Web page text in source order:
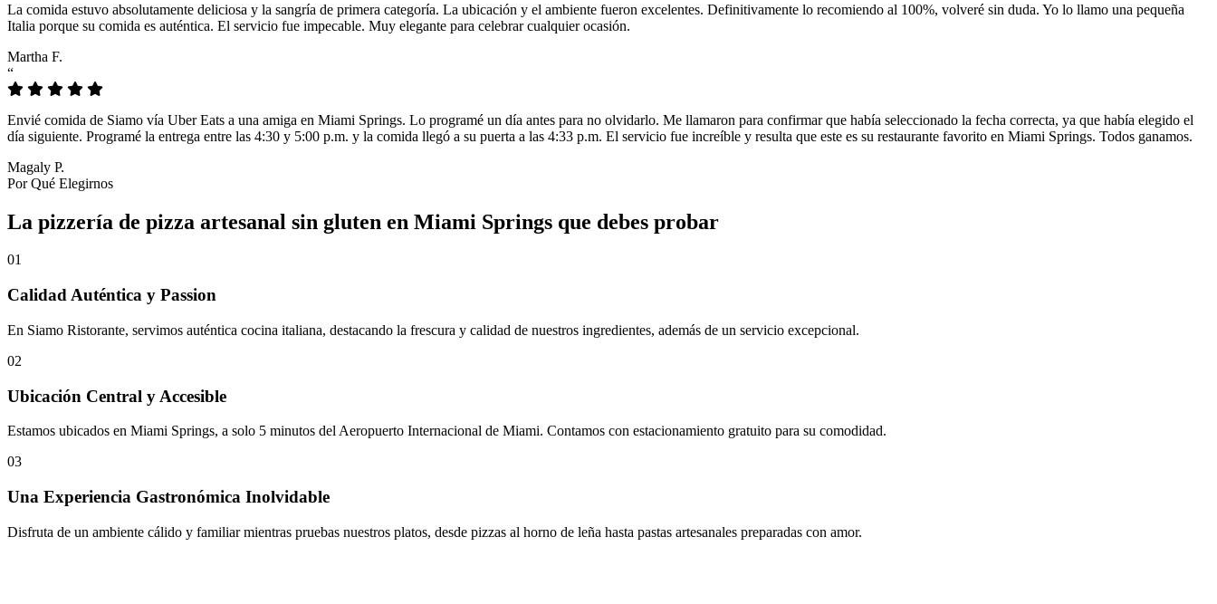
La comida estuvo absolutamente deliciosa y la sangría de primera categoría. La ubicación y el ambiente fueron excelentes. Definitivamente lo recomiendo al 100%, volveré sin duda. Yo lo llamo una pequeña
Italia porque su comida es auténtica. El servicio fue impecable. Muy elegante para celebrar cualquier ocasión.
Martha F.
“
Envié comida de Siamo vía Uber Eats a una amiga en Miami Springs. Lo programé un día antes para no olvidarlo. Me llamaron para confirmar que había seleccionado la fecha correcta, ya que había elegido el
día siguiente. Programé la entrega entre las 4:30 y 5:00 p.m. y la comida llegó a su puerta a las 4:33 p.m. El servicio fue increíble y resulta que este es su restaurante favorito en Miami Springs. Todos ganamos.
Magaly P.
Por Qué Elegirnos
La pizzería de pizza artesanal sin gluten en Miami Springs que debes probar
01
Calidad Auténtica y Passion
En Siamo Ristorante, servimos auténtica cocina italiana, destacando la frescura y calidad de nuestros ingredientes, además de un servicio excepcional.
02
Ubicación Central y Accesible
Estamos ubicados en Miami Springs, a solo 5 minutos del Aeropuerto Internacional de Miami. Contamos con estacionamiento gratuito para su comodidad.
03
Una Experiencia Gastronómica Inolvidable
Disfruta de un ambiente cálido y familiar mientras pruebas nuestros platos, desde pizzas al horno de leña hasta pastas artesanales preparadas con amor.